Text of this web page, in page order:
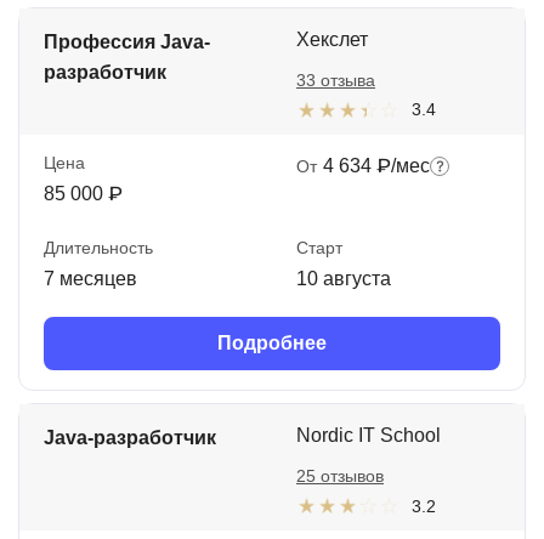
Профессия Java-
разработчик
Хекслет
3.4
33 отзыва
Цена
85 000 ₽
От 4 634 ₽/мес
Длительность
7 месяцев
Старт
10 августа
Подробнее
Java-разработчик Nordic IT School
3.2
25 отзывов